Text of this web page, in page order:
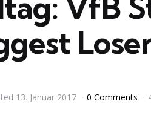
13. Januar 2017 0 Comments